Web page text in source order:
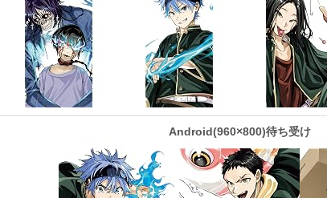
Android(960×800)待ち受け